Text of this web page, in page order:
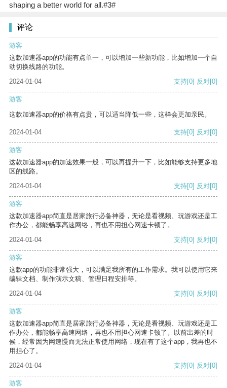
shaping a better world for all.#3#
评论
游客
这款加速器app的功能有点单一，可以增加一些新功能，比如增加一个自
动切换线路的功能。
2024-01-04
支持[0] 反对[0]
游客
这款加速器app的价格有点贵，可以适当降低一些，这样会更加亲民。
2024-01-04 支持[0] 反对[0]
游客
这款加速器app的加速效果一般，可以再提升一下，比如能够支持更多地
区的线路。
2024-01-04
支持[0] 反对[0]
游客
这款加速器app简直是居家旅行必备神器，无论是看视频、玩游戏还是工
作办公，都能畅享高速网络，再也不用担心网速卡顿了。
2024-01-04
支持[0] 反对[0]
游客
这款app的功能非常强大，可以满足我所有的工作需求。我可以使用它来
编辑文档、制作演示文稿、管理日程安排等。
2024-01-04
支持[0] 反对[0]
游客
这款加速器app简直是居家旅行必备神器，无论是看视频、玩游戏还是工
作办公，都能畅享高速网络，再也不用担心网速卡顿了。以前出差的时
候，经常因为网速慢而无法正常使用网络，现在有了这个app，我再也不
用担心了。
2024-01-04
支持[0] 反对[0]
游客